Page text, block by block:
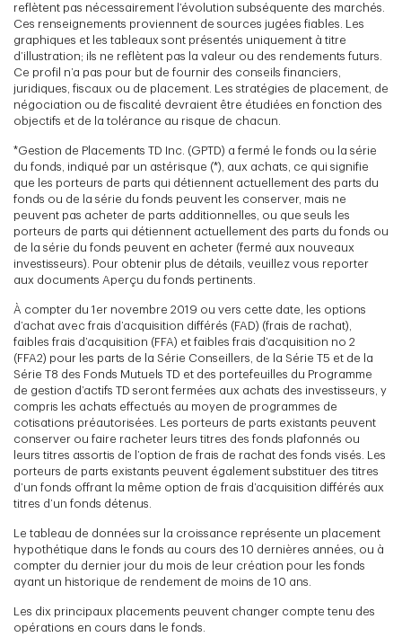
reflètent pas nécessairement l’évolution subséquente des marchés.
Ces renseignements proviennent de sources jugées fiables. Les
graphiques et les tableaux sont présentés uniquement à titre
d’illustration; ils ne reflètent pas la valeur ou des rendements futurs.
Ce profil n’a pas pour but de fournir des conseils financiers,
juridiques, fiscaux ou de placement. Les stratégies de placement, de
négociation ou de fiscalité devraient être étudiées en fonction des
objectifs et de la tolérance au risque de chacun.
*Gestion de Placements TD Inc. (GPTD) a fermé le fonds ou la série
du fonds, indiqué par un astérisque (*), aux achats, ce qui signifie
que les porteurs de parts qui détiennent actuellement des parts du
fonds ou de la série du fonds peuvent les conserver, mais ne
peuvent pas acheter de parts additionnelles, ou que seuls les
porteurs de parts qui détiennent actuellement des parts du fonds ou
de la série du fonds peuvent en acheter (fermé aux nouveaux
investisseurs). Pour obtenir plus de détails, veuillez vous reporter
aux documents Aperçu du fonds pertinents.
À compter du 1er novembre 2019 ou vers cette date, les options
d’achat avec frais d’acquisition différés (FAD) (frais de rachat),
faibles frais d’acquisition (FFA) et faibles frais d’acquisition no 2
(FFA2) pour les parts de la Série Conseillers, de la Série T5 et de la
Série T8 des Fonds Mutuels TD et des portefeuilles du Programme
de gestion d’actifs TD seront fermées aux achats des investisseurs, y
compris les achats effectués au moyen de programmes de
cotisations préautorisées. Les porteurs de parts existants peuvent
conserver ou faire racheter leurs titres des fonds plafonnés ou
leurs titres assortis de l’option de frais de rachat des fonds visés. Les
porteurs de parts existants peuvent également substituer des titres
d’un fonds offrant la même option de frais d’acquisition différés aux
titres d’un fonds détenus.
Le tableau de données sur la croissance représente un placement
hypothétique dans le fonds au cours des 10 dernières années, ou à
compter du dernier jour du mois de leur création pour les fonds
ayant un historique de rendement de moins de 10 ans.
Les dix principaux placements peuvent changer compte tenu des
opérations en cours dans le fonds.